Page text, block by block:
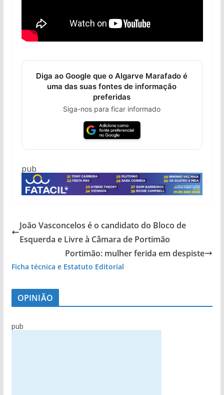
Diga ao Google que o Algarve Marafado é
uma das suas fontes de informação
preferidas
Siga-nos para ficar informado
pub
João Vasconcelos é o candidato do Bloco de
Esquerda e Livre à Câmara de Portimão
Portimão: mulher ferida em despiste
Ficha técnica e Estatuto Editorial
OPINIÃO
pub